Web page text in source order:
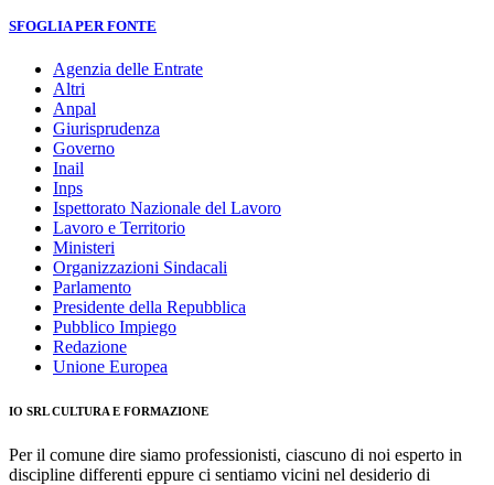
SFOGLIA PER FONTE
Agenzia delle Entrate
Altri
Anpal
Giurisprudenza
Governo
Inail
Inps
Ispettorato Nazionale del Lavoro
Lavoro e Territorio
Ministeri
Organizzazioni Sindacali
Parlamento
Presidente della Repubblica
Pubblico Impiego
Redazione
Unione Europea
IO SRL CULTURA E FORMAZIONE
Per il comune dire siamo professionisti, ciascuno di noi esperto in
discipline differenti eppure ci sentiamo vicini nel desiderio di